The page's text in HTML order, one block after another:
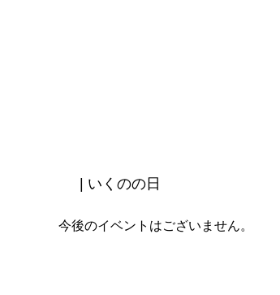
| いくのの日
今後のイベントはございません。